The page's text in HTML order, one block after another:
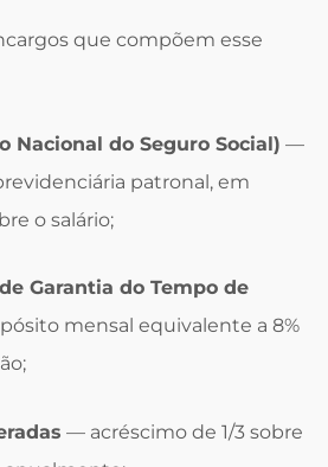
que compõem esse
Nacional do Seguro Social) —
patronal, em
o salário;
Garantia do Tempo de
mensal equivalente a 8%
— acréscimo de 1/3 sobre